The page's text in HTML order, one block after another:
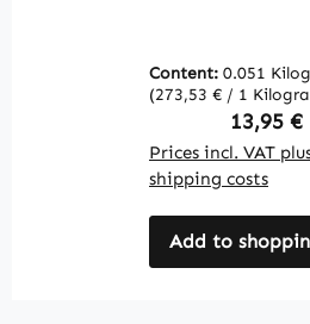
sistema
formación de
y más - vegano |
Warnke
Content: 0.051
(273,53 € / 1
Regular
13,95 €
Prices incl. VAT
shipping costs
Add to